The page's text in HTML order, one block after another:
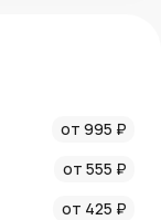
от 995 ₽
от 555 ₽
от 425 ₽